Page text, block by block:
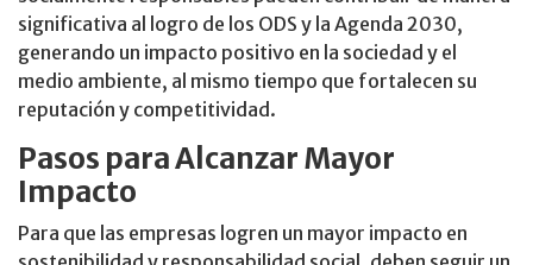
significativa al logro de los ODS y la Agenda 2030,
generando un impacto positivo en la sociedad y el
medio ambiente, al mismo tiempo que fortalecen su
reputación y competitividad.
Pasos para Alcanzar Mayor
Impacto
Para que las empresas logren un mayor impacto en